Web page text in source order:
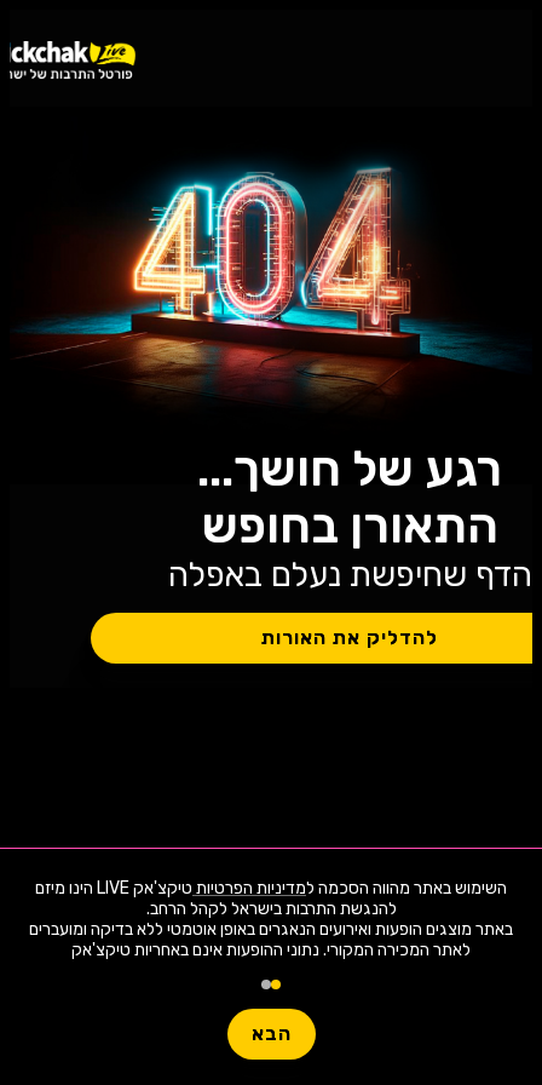
השימוש באתר מהווה הסכמה למדיניות הפרטיות
טיקצ'אק LIVE הינו מיזם
באתר מוצגים הופעות ואירועים הנאגרים באופן אוטמטי ללא בדיקה ומועברים
לאתר המכירה המקורי. נתוני ההופעות אינם באחריות טיקצ'אק
הבא
חפשו הופעה
חפשו הופעה
רגע של חושך...
התאורן בחופש
הדף שחיפשת נעלם באפלה
להדליק את האורות